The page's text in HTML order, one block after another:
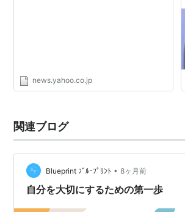
news.yahoo.co.jp
関連ブログ
Blueprint ﾌﾞﾙｰﾌﾟﾘﾝﾄ • 8ヶ月前
自分を大切にするための第一歩